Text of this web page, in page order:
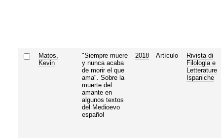
Matos,
Kevin
"Siempre muere
y nunca acaba
de morir el que
ama". Sobre la
muerte del
amante en
algunos textos
del Medioevo
español
2018 Artículo
Rivista di
Filologia e
Letterature
Ispaniche